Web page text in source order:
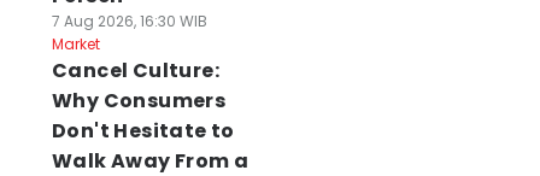
7 Aug 2026, 16:30 WIB
Market
Cancel Culture:
Why Consumers
Don't Hesitate to
Walk Away From a